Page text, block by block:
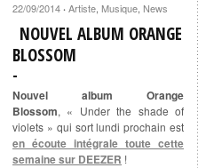
22/09/2014 · Artiste, Musique, News
NOUVEL ALBUM ORANGE
BLOSSOM
Nouvel album Orange
Blossom, « Under the shade of
violets » qui sort lundi prochain est
en écoute intégrale toute cette
semaine sur DEEZER !